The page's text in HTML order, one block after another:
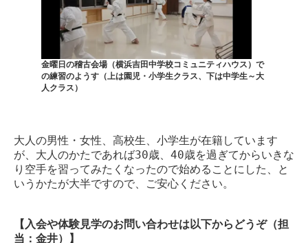
金曜日の稽古会場（横浜吉田中学校コミュニティハウス）で
の練習のようす（上は園児・小学生クラス、下は中学生～大
人クラス）
大人の男性・女性、高校生、小学生が在籍しています
が、大人のかたであれば30歳、40歳を過ぎてからいきな
り空手を習ってみたくなったので始めることにした、と
いうかたが大半ですので、ご安心ください。
【入会や体験見学のお問い合わせは以下からどうぞ（担
当：金井）】